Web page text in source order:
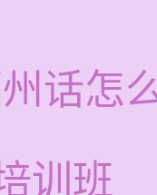
话怎
训班